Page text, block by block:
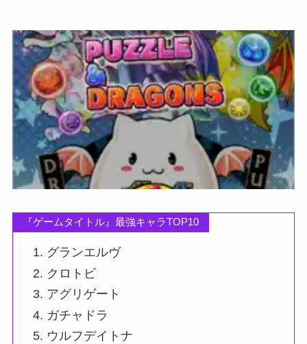
『ゲームタイトル』最強キャラTOP10
グランエルヴ
クロトビ
アグリゲート
ガチャドラ
ウルフデイトナ